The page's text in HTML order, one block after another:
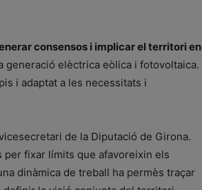
consensos i implicar el territori en
generació elèctrica eòlica i fotovoltaica.
i adaptat a les necessitats i
de la Diputació de Girona.
fixar límits que afavoreixin els
dinàmica de treball ha permès traçar